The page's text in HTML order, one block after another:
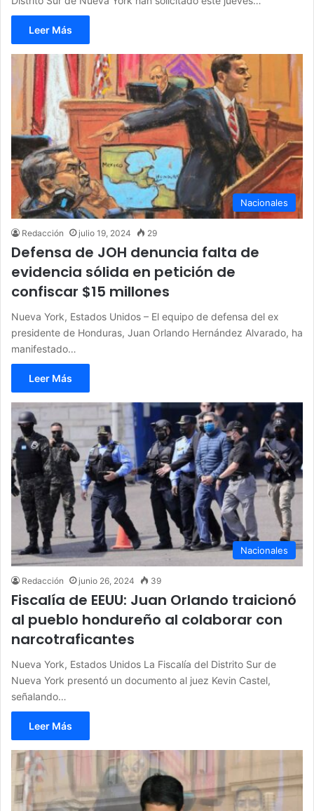
Leer Más
Nacionales
Redacción julio 19, 2024 29
Defensa de JOH denuncia falta de
evidencia sólida en petición de
confiscar $15 millones
Nueva York, Estados Unidos – El equipo de defensa del ex
presidente de Honduras, Juan Orlando Hernández Alvarado, ha
manifestado…
Leer Más
Nacionales
Redacción junio 26, 2024 39
Fiscalía de EEUU: Juan Orlando traicionó
al pueblo hondureño al colaborar con
narcotraficantes
Nueva York, Estados Unidos La Fiscalía del Distrito Sur de
Nueva York presentó un documento al juez Kevin Castel,
señalando…
Leer Más